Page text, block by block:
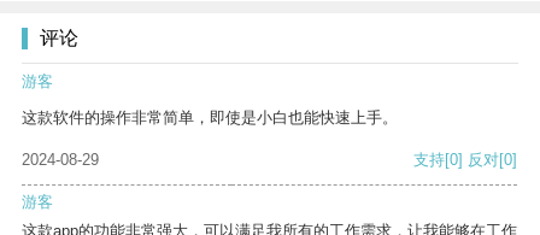
评论
游客
这款软件的操作非常简单，即使是小白也能快速上手。
2024-08-29 支持[0] 反对[0]
游客
这款app的功能非常强大，可以满足我所有的工作需求，让我能够在工作